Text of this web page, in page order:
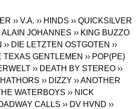
›› V.A. ›› HINDS ›› QUICKSILVER
ALAIN JOHANNES ›› KING BUZZO
›› DIE LETZTEN OSTGOTEN ››
TEXAS GENTLEMEN ›› POP(PE)
›› DEATH BY STEREO ››
HATHORS ›› DIZZY ›› ANOTHER
WATERBOYS ›› NICK
CALLS ›› DV HVND ››